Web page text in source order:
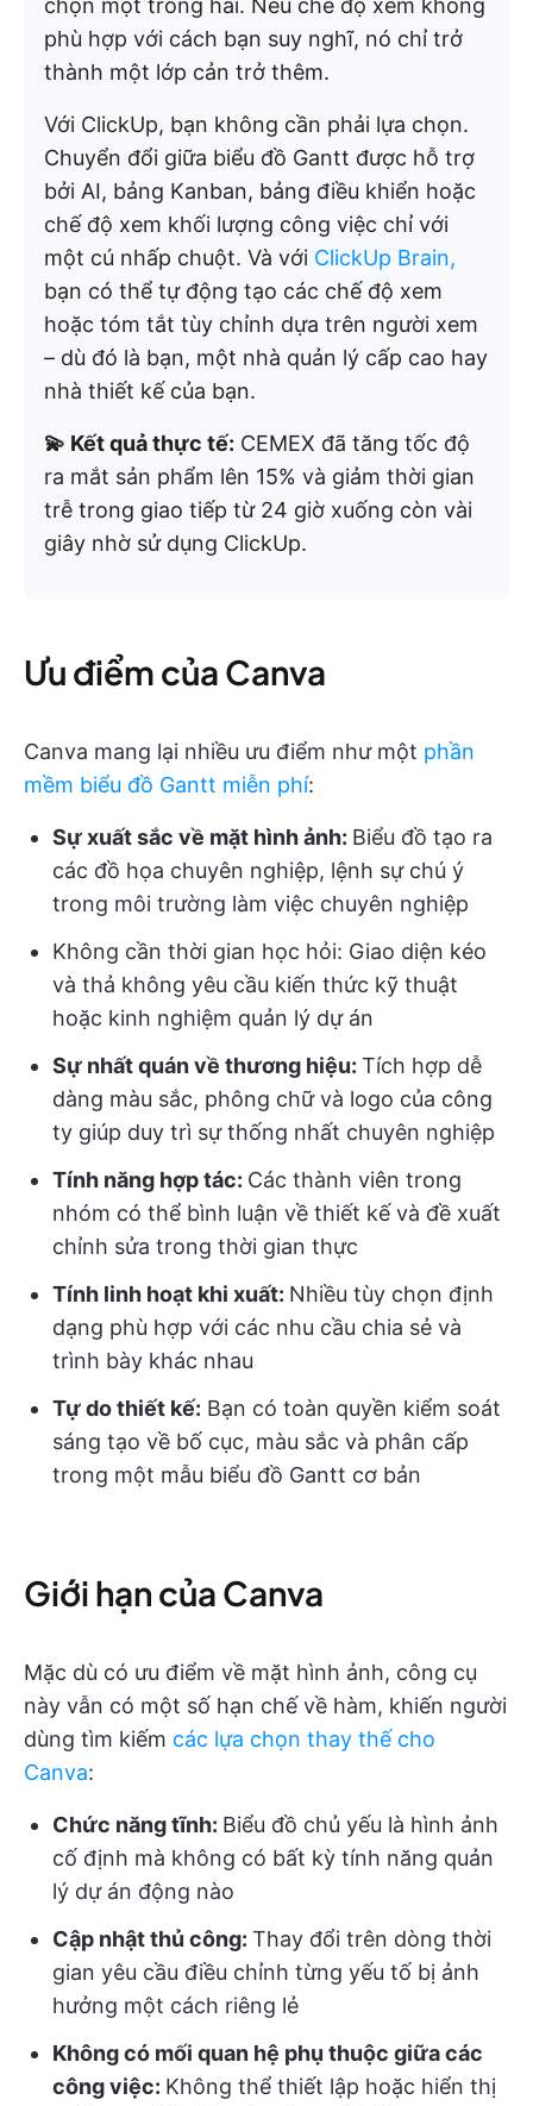
chọn một trong hai. Nếu chế độ xem không
phù hợp với cách bạn suy nghĩ, nó chỉ trở
thành một lớp cản trở thêm.
Với ClickUp, bạn không cần phải lựa chọn.
Chuyển đổi giữa biểu đồ Gantt được hỗ trợ
bởi AI, bảng Kanban, bảng điều khiển hoặc
chế độ xem khối lượng công việc chỉ với
một cú nhấp chuột. Và với ClickUp Brain,
bạn có thể tự động tạo các chế độ xem
hoặc tóm tắt tùy chỉnh dựa trên người xem
– dù đó là bạn, một nhà quản lý cấp cao hay
nhà thiết kế của bạn.
💫 Kết quả thực tế: CEMEX đã tăng tốc độ
ra mắt sản phẩm lên 15% và giảm thời gian
trễ trong giao tiếp từ 24 giờ xuống còn vài
giây nhờ sử dụng ClickUp.
Ưu điểm của Canva
Canva mang lại nhiều ưu điểm như một phần
mềm biểu đồ Gantt miễn phí:
Sự xuất sắc về mặt hình ảnh: Biểu đồ tạo ra
các đồ họa chuyên nghiệp, lệnh sự chú ý
trong môi trường làm việc chuyên nghiệp
Không cần thời gian học hỏi: Giao diện kéo
và thả không yêu cầu kiến thức kỹ thuật
hoặc kinh nghiệm quản lý dự án
Sự nhất quán về thương hiệu: Tích hợp dễ
dàng màu sắc, phông chữ và logo của công
ty giúp duy trì sự thống nhất chuyên nghiệp
Tính năng hợp tác: Các thành viên trong
nhóm có thể bình luận về thiết kế và đề xuất
chỉnh sửa trong thời gian thực
Tính linh hoạt khi xuất: Nhiều tùy chọn định
dạng phù hợp với các nhu cầu chia sẻ và
trình bày khác nhau
Tự do thiết kế: Bạn có toàn quyền kiểm soát
sáng tạo về bố cục, màu sắc và phân cấp
trong một mẫu biểu đồ Gantt cơ bản
Giới hạn của Canva
Mặc dù có ưu điểm về mặt hình ảnh, công cụ
này vẫn có một số hạn chế về hàm, khiến người
dùng tìm kiếm các lựa chọn thay thế cho
Canva:
Chức năng tĩnh: Biểu đồ chủ yếu là hình ảnh
cố định mà không có bất kỳ tính năng quản
lý dự án động nào
Cập nhật thủ công: Thay đổi trên dòng thời
gian yêu cầu điều chỉnh từng yếu tố bị ảnh
hưởng một cách riêng lẻ
Không có mối quan hệ phụ thuộc giữa các
công việc: Không thể thiết lập hoặc hiển thị